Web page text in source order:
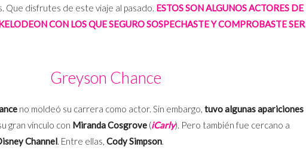
Que disfrutes de este viaje al pasado. ESTOS SON ALGUNOS ACTORES DE
CON LOS QUE SEGURO SOSPECHASTE Y COMPROBASTE SER
Greyson Chance
no moldeó su carrera como actor. Sin embargo, tuvo algunas apariciones
gran vínculo con Miranda Cosgrove (iCarly). Pero también fue cercano a
Channel. Entre ellas, Cody Simpson.